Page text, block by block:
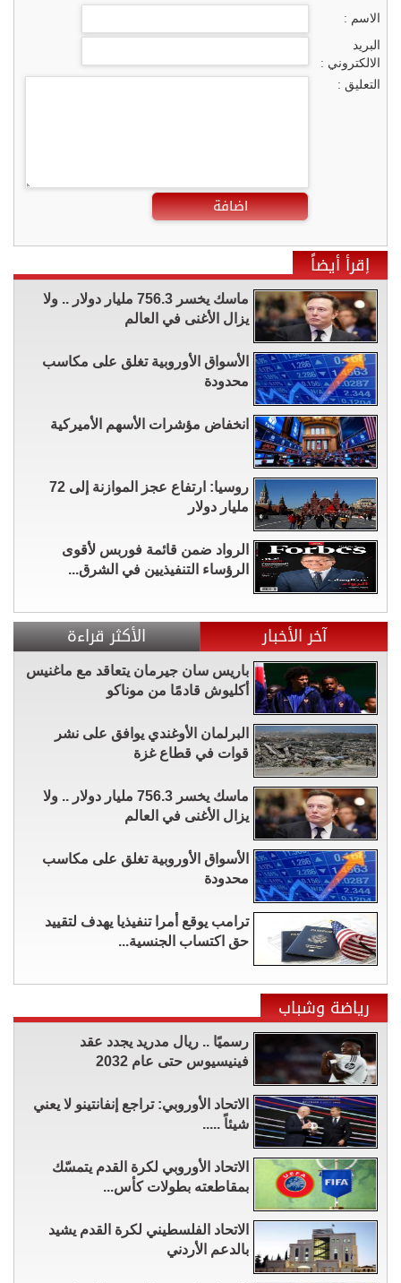
الاسم :
البريد
الالكتروني :
التعليق :
اضافة
إقرأ أيضاً
ماسك يخسر 756.3 مليار دولار .. ولا
يزال الأغنى في العالم
الأسواق الأوروبية تغلق على مكاسب
محدودة
انخفاض مؤشرات الأسهم الأميركية
روسيا: ارتفاع عجز الموازنة إلى 72
مليار دولار
الرواد ضمن قائمة فوربس لأقوى
الرؤساء التنفيذيين في الشرق...
آخر الأخبار الأكثر قراءة
باريس سان جيرمان يتعاقد مع ماغنيس
أكليوش قادمًا من موناكو
البرلمان الأوغندي يوافق على نشر
قوات في قطاع غزة
ماسك يخسر 756.3 مليار دولار .. ولا
يزال الأغنى في العالم
الأسواق الأوروبية تغلق على مكاسب
محدودة
ترامب يوقع أمرا تنفيذيا يهدف لتقييد
حق اكتساب الجنسية...
رياضة وشباب
رسميًا .. ريال مدريد يجدد عقد
فينيسيوس حتى عام 2032
الاتحاد الأوروبي: تراجع إنفانتينو لا يعني
شيئاً .....
الاتحاد الأوروبي لكرة القدم يتمسّك
بمقاطعته بطولات كأس...
الاتحاد الفلسطيني لكرة القدم يشيد
بالدعم الأردني